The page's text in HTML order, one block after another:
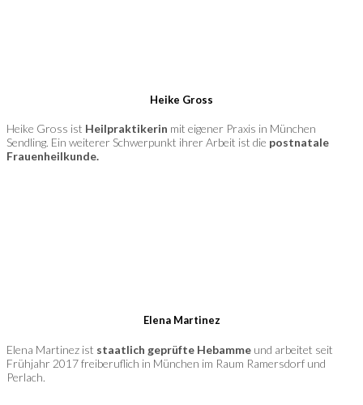
Heike Gross
Heike Gross ist Heilpraktikerin mit eigener Praxis in München
Sendling. Ein weiterer Schwerpunkt ihrer Arbeit ist die postnatale
Frauenheilkunde.
Elena Martinez
Elena Martinez ist staatlich geprüfte Hebamme und arbeitet seit
Frühjahr 2017 freiberuflich in München im Raum Ramersdorf und
Perlach.